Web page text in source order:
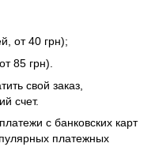
от 40 грн);
85 грн).
свой заказ,
счет.
с банковских карт
платежных